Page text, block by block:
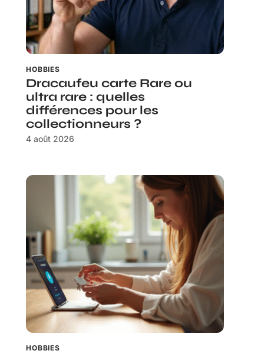
HOBBIES
Dracaufeu carte Rare ou
ultra rare : quelles
différences pour les
collectionneurs ?
4 août 2026
HOBBIES